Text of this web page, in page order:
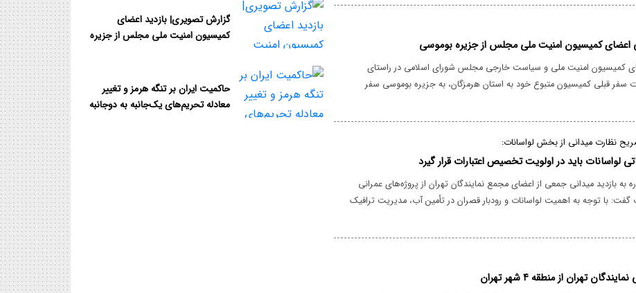
اعضای کمیسیون امنیت ملی مجلس از جزیره بوموسی
کمیسیون امنیت ملی و سیاست خارجی مجلس شورای اسلامی در راستای
سفر قبلی کمیسیون متبوع خود به استان هرمزگان، به جزیره بوموسی سفر
نظارت میدانی از بخش لواسانات:
لواسانات باید در اولویت تخصیص اعتبارات قرار گیرد
به بازدید میدانی جمعی از اعضای مجمع نمایندگان تهران از پروژه‌های عمرانی
با توجه به اهمیت لواسانات و رودبار قصران در تأمین آب، مدیریت ترافیک
اجرایی قرار گیرد.
تهران از منطقه ۴ شهر تهران
گزارش تصویری| بازدید اعضای
کمیسیون امنیت ملی مجلس از جزیره
حاکمیت ایران بر تنگه هرمز و تغییر
معادله تحریم‌های یک‌جانبه به دوجانبه